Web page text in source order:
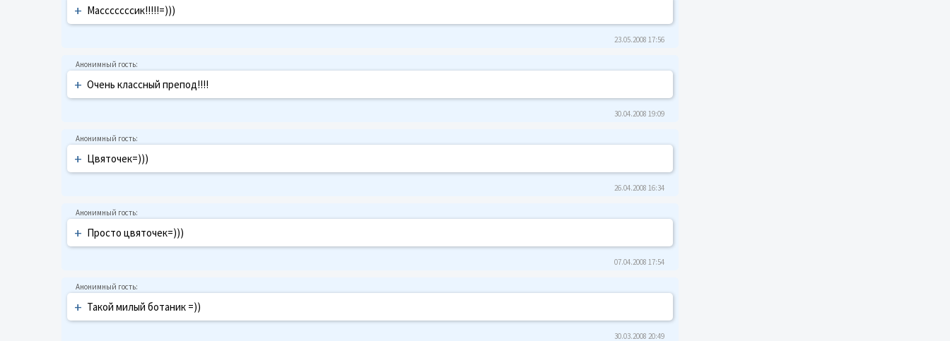
+ Масссссссик!!!!!=)))
23.05.2008 17:56
+ Очень классный препод!!!!
30.04.2008 19:09
+ Цвяточек=)))
26.04.2008 16:34
+ Просто цвяточек=)))
07.04.2008 17:54
+ Такой милый ботаник =))
30.03.2008 20:49